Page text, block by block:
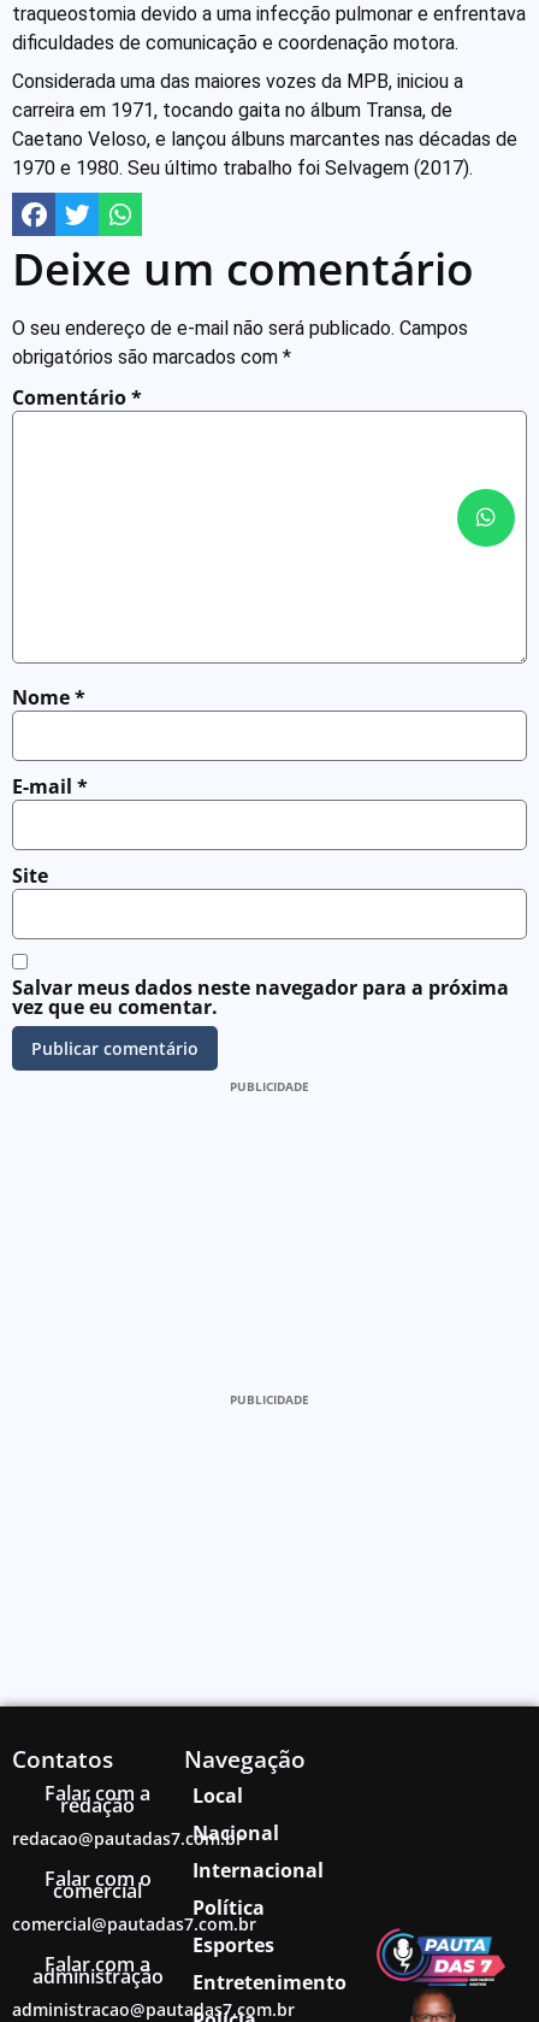
traqueostomia devido a uma infecção pulmonar e enfrentava
dificuldades de comunicação e coordenação motora.
Considerada uma das maiores vozes da MPB, iniciou a
carreira em 1971, tocando gaita no álbum Transa, de
Caetano Veloso, e lançou álbuns marcantes nas décadas de
1970 e 1980. Seu último trabalho foi Selvagem (2017).
Deixe um comentário
O seu endereço de e-mail não será publicado. Campos
obrigatórios são marcados com *
Comentário*
Nome*
E-mail *
Site
Salvar meus dados neste navegador para a próxima
vez que eu comentar.
PUBLICIDADE
PUBLICIDADE
Contatos
Falar com a
redação
redacao@pautadas7.com.br
Falar com o
comercial
comercial@pautadas7.com.br
Falar com a
administração
administracao@pautadas7.com.br
Navegação
Local
Nacional
Internacional
Política
Esportes
Entretenimento